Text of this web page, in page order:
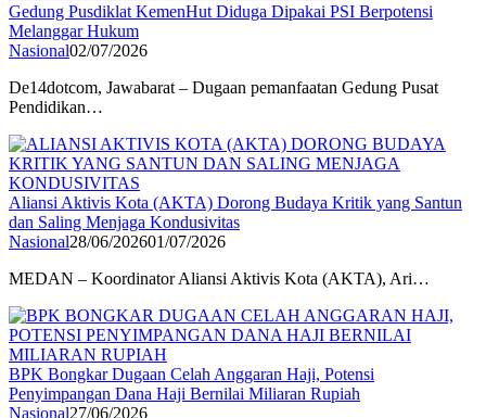
Gedung Pusdiklat KemenHut Diduga Dipakai PSI Berpotensi
Melanggar Hukum
Nasional02/07/2026
De14dotcom, Jawabarat – Dugaan pemanfaatan Gedung Pusat
Pendidikan…
Aliansi Aktivis Kota (AKTA) Dorong Budaya Kritik yang Santun
dan Saling Menjaga Kondusivitas
Nasional28/06/202601/07/2026
MEDAN – Koordinator Aliansi Aktivis Kota (AKTA), Ari…
BPK Bongkar Dugaan Celah Anggaran Haji, Potensi
Penyimpangan Dana Haji Bernilai Miliaran Rupiah
Nasional27/06/2026